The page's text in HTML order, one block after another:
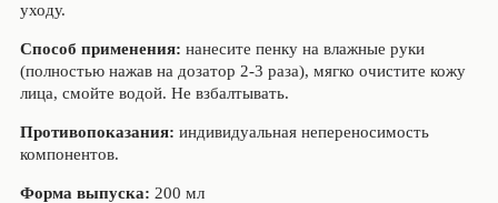
уходу.
Способ применения: нанесите пенку на влажные руки
(полностью нажав на дозатор 2-3 раза), мягко очистите кожу
лица, смойте водой. Не взбалтывать.
Противопоказания: индивидуальная непереносимость
компонентов.
Форма выпуска: 200 мл